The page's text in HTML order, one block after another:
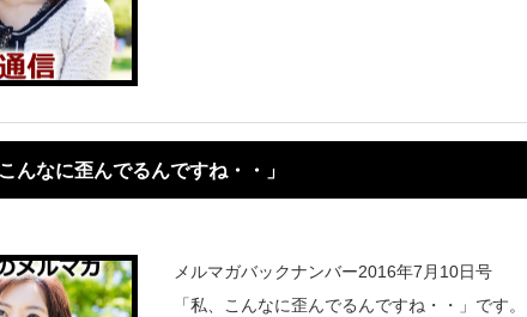
んなに歪んでるんですね・・」
メルマガバックナンバー2016年7月10日号
「私、こんなに歪んでるんですね・・」です。